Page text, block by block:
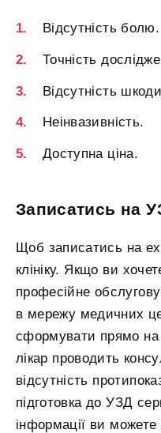
Відсутність болю.
Точність
Відсутність
Неінвазивність.
Доступна ціна.
Записатись на
Щоб записатись на
клініку. Якщо ви
професійне
в мережу медичних
сформувати прямо
лікар проводить
відсутність
підготовка до УЗД
інформації ви можете